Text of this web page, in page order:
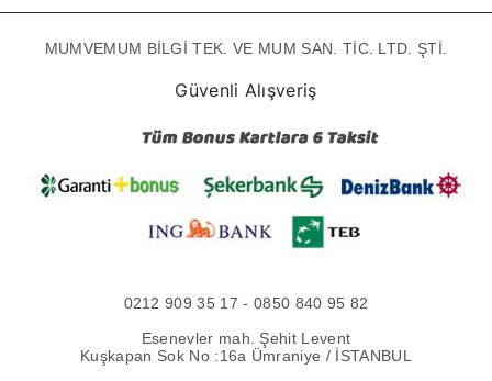
MUMVEMUM BİLGİ TEK. VE MUM SAN. TİC. LTD. ŞTİ.
Güvenli Alışveriş
0212 909 35 17 - 0850 840 95 82
Esenevler mah. Şehit Levent
Kuşkapan Sok No :16a Ümraniye / İSTANBUL